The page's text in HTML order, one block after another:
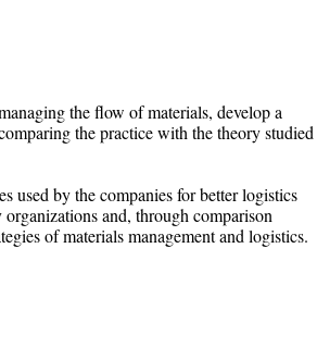
the flow of materials, develop a
the practice with the theory studied
used by the companies for better logistics
and, through comparison
of materials management and logistics.